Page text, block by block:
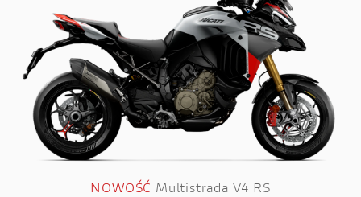
NOWOŚĆ Multistrada V4 RS